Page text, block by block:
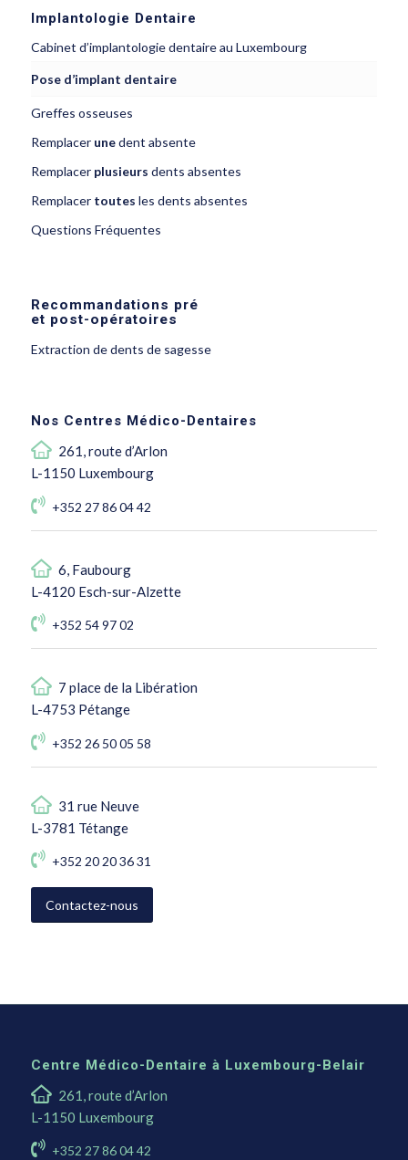
Implantologie Dentaire
Cabinet d’implantologie dentaire au Luxembourg
Pose d’implant dentaire
Greffes osseuses
Remplacer unedent absente
Remplacer plusieurs dents absentes
Remplacer toutes les dents absentes
Questions Fréquentes
Recommandations pré
et post-opératoires
Extraction de dents de sagesse
Nos Centres Médico-Dentaires
261, route d’Arlon
L-1150 Luxembourg
+352 27 86 04 42
6, Faubourg
L-4120 Esch-sur-Alzette
+352 54 97 02
7 place de la Libération
L-4753 Pétange
+352 26 50 05 58
31 rue Neuve
L-3781 Tétange
+352 20 20 36 31
Contactez-nous
Centre Médico-Dentaire à Luxembourg-Belair
261, route d’Arlon
L-1150 Luxembourg
+352 27 86 04 42